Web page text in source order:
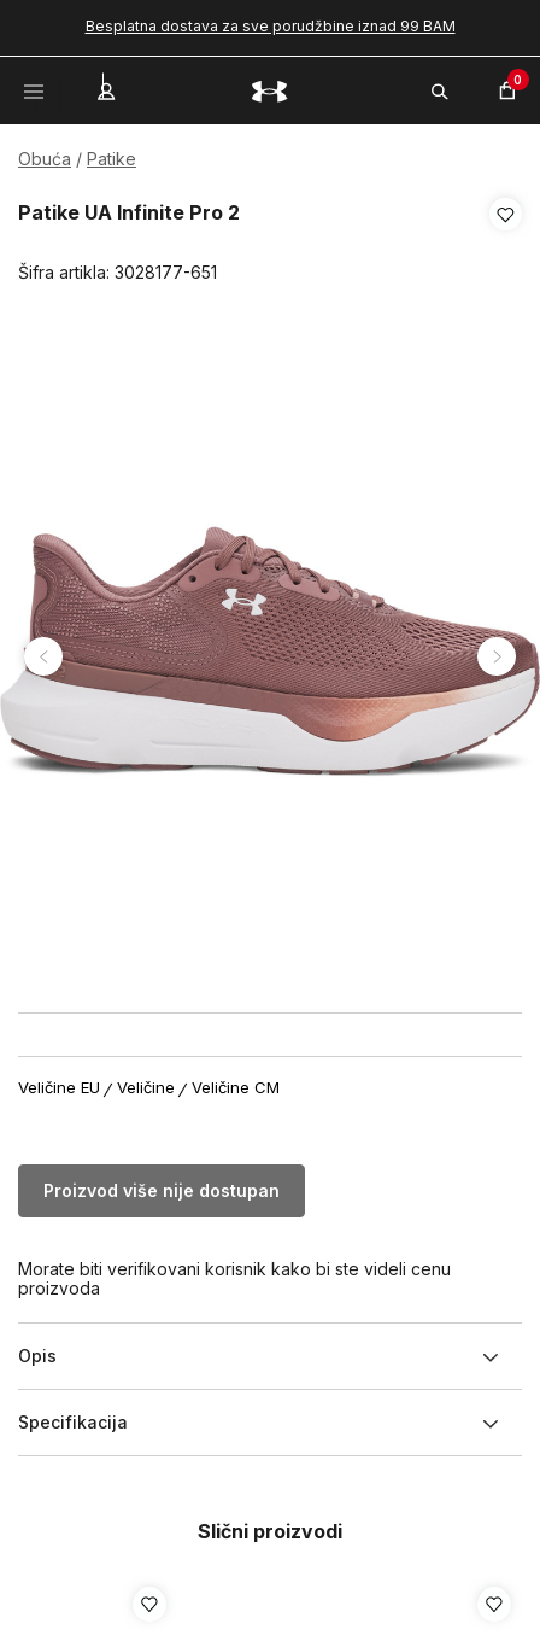
Besplatna dostava za sve porudžbine iznad 99 BAM
0
Obuća Patike
Patike UA Infinite Pro 2
Šifra artikla: 3028177-651
Veličine EU Veličine Veličine CM
Proizvod više nije dostupan
Morate biti verifikovani korisnik kako bi ste videli cenu
proizvoda
Opis
Specifikacija
Slični proizvodi